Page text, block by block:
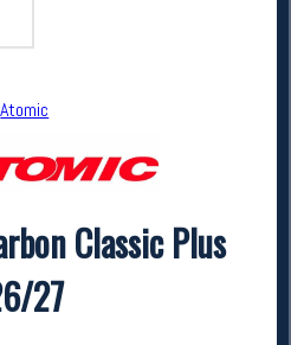
Atomic
Classic Plus
27
Classic Plus 26/27
9100